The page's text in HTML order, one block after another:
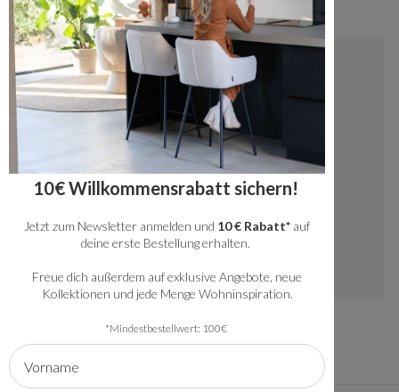
Kontakt
+49 20341512060
kundenservice@bronx71.com
Wir reagieren werktags innerhalb von 48
Stunden auf deine Fragen.
Instagram
10€ Willkommensrabatt sichern!
Jetzt zum Newsletter anmelden und 10 € Rabatt* auf
deine erste Bestellung erhalten.
Freue dich außerdem auf exklusive Angebote, neue
Kollektionen und jede Menge Wohninspiration.
*Mindestbestellwert: 100€